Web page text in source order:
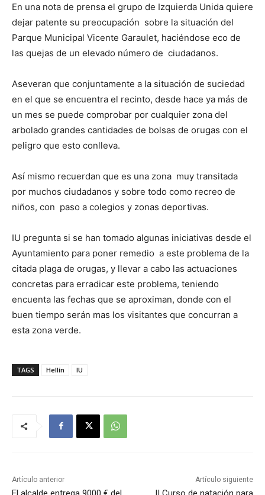
En una nota de prensa el grupo de Izquierda Unida quiere
dejar patente su preocupación sobre la situación del
Parque Municipal Vicente Garaulet, haciéndose eco de
las quejas de un elevado número de ciudadanos.
Aseveran que conjuntamente a la situación de suciedad
en el que se encuentra el recinto, desde hace ya más de
un mes se puede comprobar por cualquier zona del
arbolado grandes cantidades de bolsas de orugas con el
peligro que esto conlleva.
Así mismo recuerdan que es una zona muy transitada
por muchos ciudadanos y sobre todo como recreo de
niños, con paso a colegios y zonas deportivas.
IU pregunta si se han tomado algunas iniciativas desde el
Ayuntamiento para poner remedio a este problema de la
citada plaga de orugas, y llevar a cabo las actuaciones
concretas para erradicar este problema, teniendo
encuenta las fechas que se aproximan, donde con el
buen tiempo serán mas los visitantes que concurran a
esta zona verde.
TAGS Hellín IU
Artículo anterior Artículo siguiente